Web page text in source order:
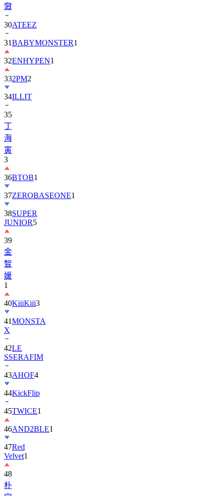
30
31BABYMONSTER
32ENHYPEN1
332PM2
34ILLIT
35
丁
海
寅
3
36
37ZEROBASEONE
38SUPER
JUNIOR
39
金
智
媛
1
40
41MONSTA
X
42
SSERAFIM
43AHOF4
44KickFlip
45TWICE1
46AND2BLE
47Red
Velvet
48
朴
宝
英